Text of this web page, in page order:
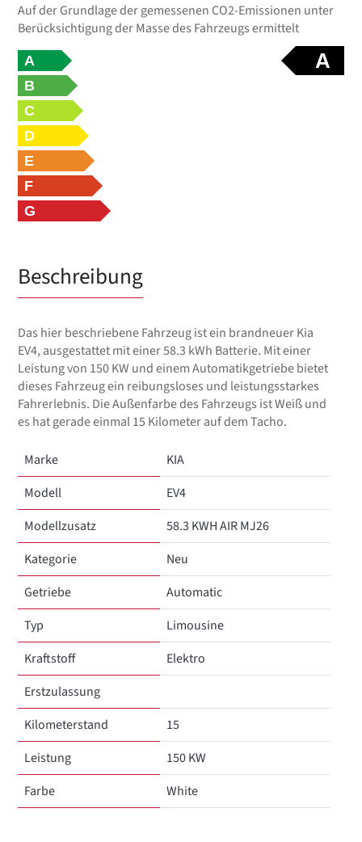
Auf der Grundlage der gemessenen CO2-Emissionen unter
Berücksichtigung der Masse des Fahrzeugs ermittelt
A
A
B
C
D
E
F
G
Beschreibung
Das hier beschriebene Fahrzeug ist ein brandneuer Kia
EV4, ausgestattet mit einer 58.3 kWh Batterie. Mit einer
Leistung von 150 KW und einem Automatikgetriebe bietet
dieses Fahrzeug ein reibungsloses und leistungsstarkes
Fahrerlebnis. Die Außenfarbe des Fahrzeugs ist Weiß und
es hat gerade einmal 15 Kilometer auf dem Tacho.
Marke
KIA
Modell
EV4
Modellzusatz
58.3 KWH AIR MJ26
Kategorie
Neu
Getriebe
Automatic
Typ
Limousine
Kraftstoff
Elektro
Erstzulassung
Kilometerstand
15
Leistung
150 KW
Farbe
White